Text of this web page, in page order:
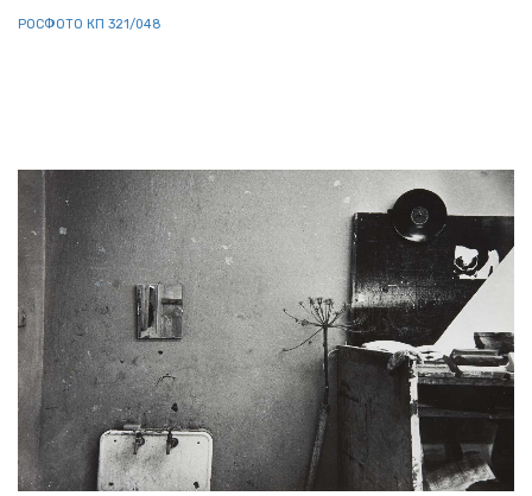
РОС­ФО­ТО КП 321/048